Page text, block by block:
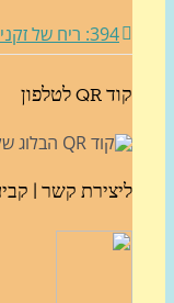
קשר | קביעת תור